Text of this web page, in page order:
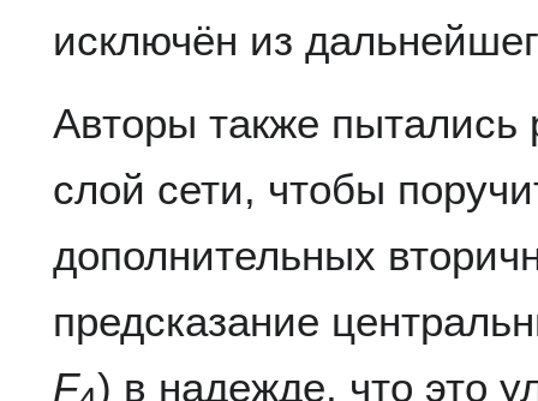
исключён из
Авторы также
слой сети, чтобы
дополнительных
предсказание
F ) в надежде, что это